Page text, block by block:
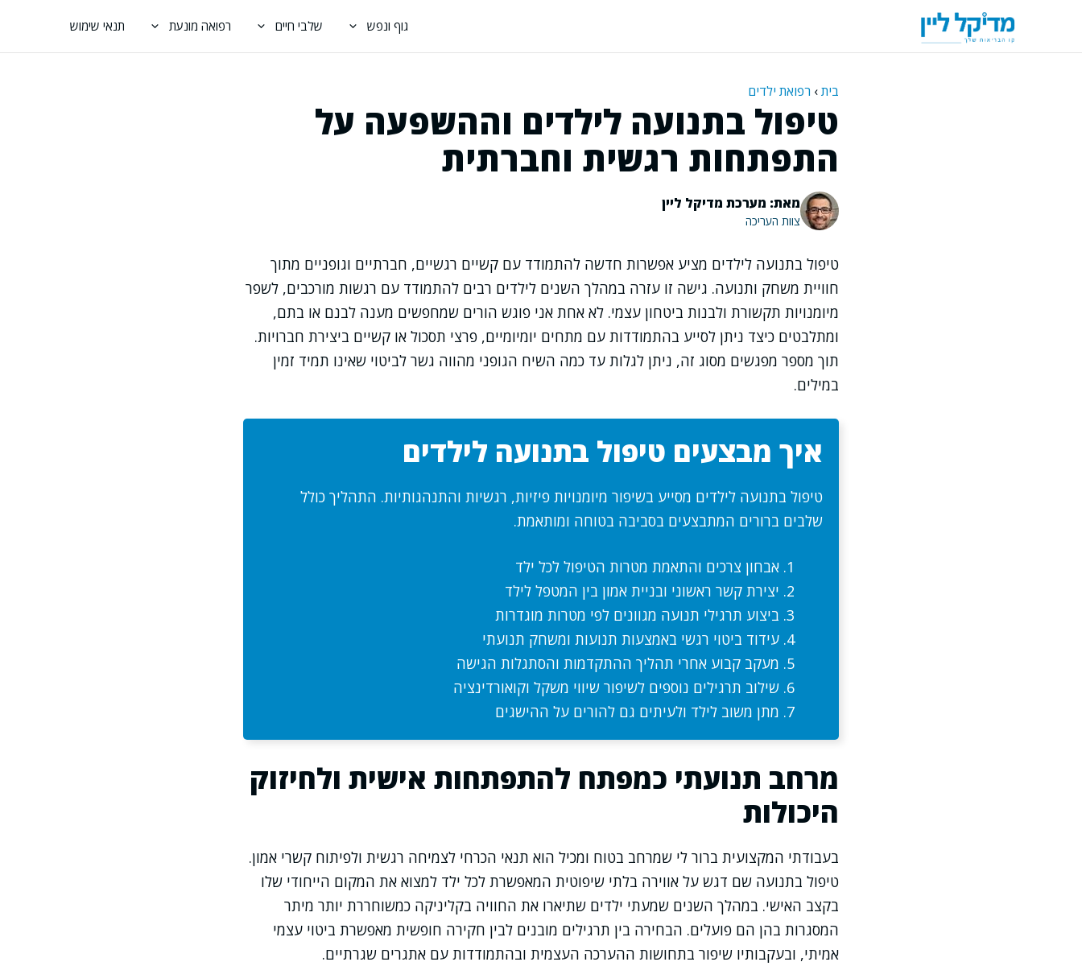
גוף ונפש שלבי חיים רפואה מונעת תנאי שימוש
בית› רפואת ילדים
טיפול בתנועה לילדים וההשפעה על
התפתחות רגשית וחברתית
מאת: מערכת מדיקל ליין
צוות העריכה
טיפול בתנועה לילדים מציע אפשרות חדשה להתמודד עם קשיים רגשיים, חברתיים וגופניים מתוך
חוויית משחק ותנועה. גישה זו עזרה במהלך השנים לילדים רבים להתמודד עם רגשות מורכבים, לשפר
מיומנויות תקשורת ולבנות ביטחון עצמי. לא אחת אני פוגש הורים שמחפשים מענה לבנם או בתם,
ומתלבטים כיצד ניתן לסייע בהתמודדות עם מתחים יומיומיים, פרצי תסכול או קשיים ביצירת חברויות.
תוך מספר מפגשים מסוג זה, ניתן לגלות עד כמה השיח הגופני מהווה גשר לביטוי שאינו תמיד זמין
במילים.
איך מבצעים טיפול בתנועה לילדים
טיפול בתנועה לילדים מסייע בשיפור מיומנויות פיזיות, רגשיות והתנהגותיות. התהליך כולל
שלבים ברורים המתבצעים בסביבה בטוחה ומותאמת.
אבחון צרכים והתאמת מטרות הטיפול לכל ילד
יצירת קשר ראשוני ובניית אמון בין המטפל לילד
ביצוע תרגילי תנועה מגוונים לפי מטרות מוגדרות
עידוד ביטוי רגשי באמצעות תנועות ומשחק תנועתי
מעקב קבוע אחרי תהליך ההתקדמות והסתגלות הגישה
שילוב תרגילים נוספים לשיפור שיווי משקל וקואורדינציה
מתן משוב לילד ולעיתים גם להורים על ההישגים
מרחב תנועתי כמפתח להתפתחות אישית ולחיזוק
היכולות
בעבודתי המקצועית ברור לי שמרחב בטוח ומכיל הוא תנאי הכרחי לצמיחה רגשית ולפיתוח קשרי אמון.
טיפול בתנועה שם דגש על אווירה בלתי שיפוטית המאפשרת לכל ילד למצוא את המקום הייחודי שלו
בקצב האישי. במהלך השנים שמעתי ילדים שתיארו את החוויה בקליניקה כמשוחררת יותר מיתר
המסגרות בהן הם פועלים. הבחירה בין תרגילים מובנים לבין חקירה חופשית מאפשרת ביטוי עצמי
אמיתי, ובעקבותיו שיפור בתחושות ההערכה העצמית ובהתמודדות עם אתגרים שגרתיים.